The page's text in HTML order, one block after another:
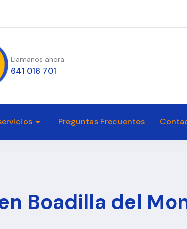
Llamanos ahora
641 016 701
Preguntas Frecuentes
Boadilla del